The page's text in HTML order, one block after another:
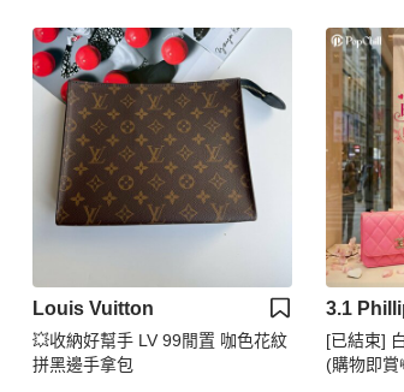
Louis Vuitton
💥收納好幫手 LV 99閒置 咖色花紋
拼黑邊手拿包
3.1
[已結束]
(購物即賞